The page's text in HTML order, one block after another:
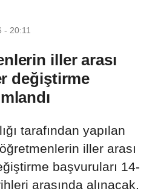
- 20:11
iller arası
değiştirme
tarafından yapılan
iller arası
başvuruları 14-
arasında alınacak.